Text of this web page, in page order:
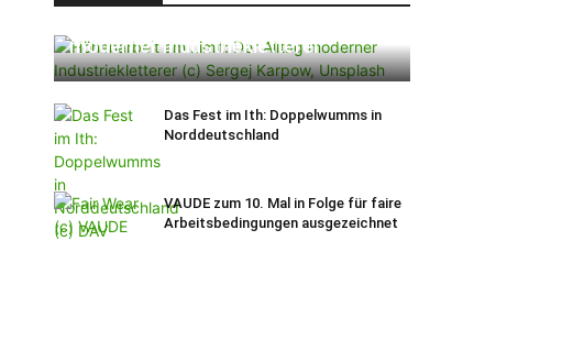
moderner Industriekletterer
Das Fest im Ith: Doppelwumms in
Norddeutschland
VAUDE zum 10. Mal in Folge für faire
Arbeitsbedingungen ausgezeichnet